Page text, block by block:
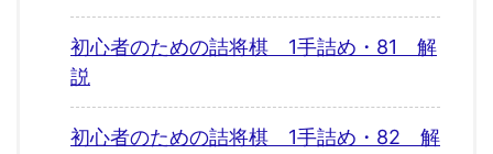
初心者のための詰将棋 1手詰め・81 解
説
初心者のための詰将棋 1手詰め・82 解